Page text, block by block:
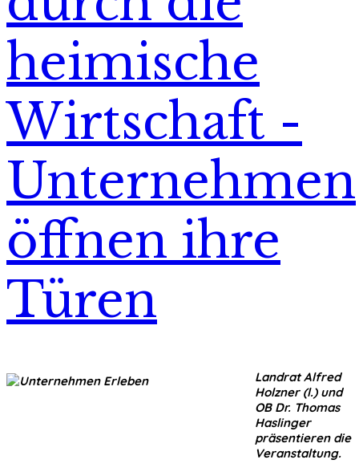
heimische
Wirtschaft -
Unternehmen
öffnen ihre
Türen
Landrat Alfred
Holzner (l.) und
OB Dr. Thomas
Haslinger
präsentieren die
Veranstaltung.